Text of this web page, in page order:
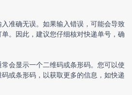
准确无误。如果输入错误，可能会导致
。因此，建议您仔细核对快递单号，确
会显示一个二维码或条形码。您可以使
或条形码，以获取更多的信息，如快递